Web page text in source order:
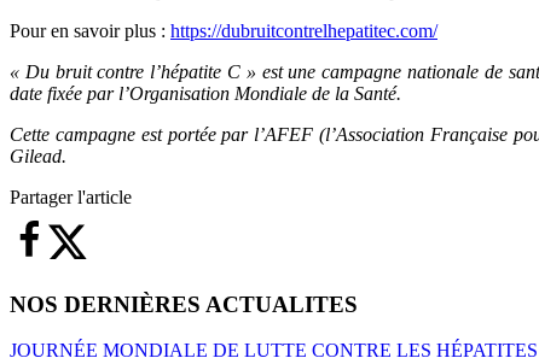
Pour en savoir plus : https://dubruitcontrelhepatitec.com/
« Du bruit contre l’hépatite C » est une campagne nationale de
date fixée par l’Organisation Mondiale de la Santé.
Cette campagne est portée par l’AFEF (l’Association Française
Gilead.
Partager l'article
NOS DERNIÈRES ACTUALITES
JOURNÉE MONDIALE DE LUTTE CONTRE LES